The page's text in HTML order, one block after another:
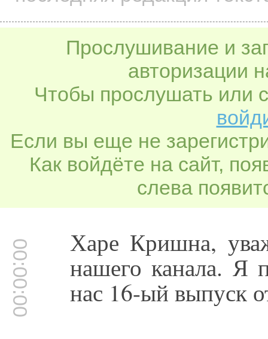
Прослушивание и
авторизации
Чтобы прослушать или
Если вы еще не
Как войдёте на сайт,
слева
00:00:00 Харе Кришна,
нашего канала. Я
нас 16-ый выпуск